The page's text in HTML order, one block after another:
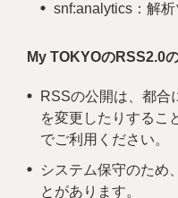
snf:analytics：解
My TOKYOのRSS2.0
RSSの公開は、都合
を変更したりするこ
でご利用ください。
システム保守のため
とがあります。